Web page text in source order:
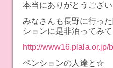
本当にありがとうござ
みなさんも長野に行っ
ションに是非泊ってみ
http://www16.plala.or.jp/
ペンションの人達と☆